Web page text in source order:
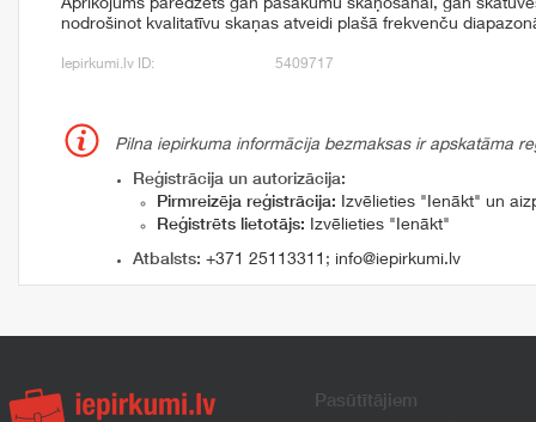
Aprīkojums paredzēts gan pasākumu skaņošanai, gan
nodrošinot kvalitatīvu skaņas atveidi plašā frekvenču
Iepirkumi.lv ID: 5409717
Pilna iepirkuma informācija bezmaksas ir apskatāma
Reģistrācija un autorizācija:
Pirmreizēja reģistrācija: Izvēlieties "Ienākt" un
Reģistrēts lietotājs: Izvēlieties "Ienākt"
Atbalsts: +371 25113311 ; info@iepirkumi.lv
Pasūtītājiem